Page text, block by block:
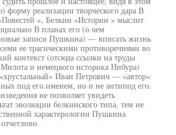
реализации творческого дара В
», Белкин «Истории » мыслит
В планах его (о чем
записи Пушкина) — вписать жизнь
ее трагическими противоречиями во
контекст (отсюда ссылки на труды
Милота и немецкого историка Нибура)
Иван Петрович — «автор»
под его именем, но и не антипод его.
не позволяет увидеть
эволюции белкинского типа, тем не
характерологии Пушкина